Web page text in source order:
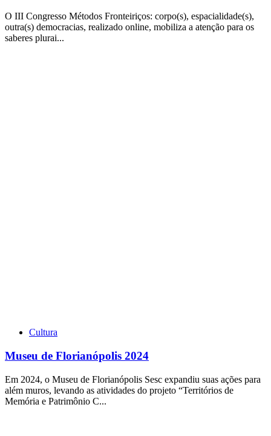
O III Congresso Métodos Fronteiriços: corpo(s), espacialidade(s),
outra(s) democracias, realizado online, mobiliza a atenção para os
saberes plurai...
Cultura
Museu de Florianópolis 2024
Em 2024, o Museu de Florianópolis Sesc expandiu suas ações para
além muros, levando as atividades do projeto “Territórios de
Memória e Patrimônio C...